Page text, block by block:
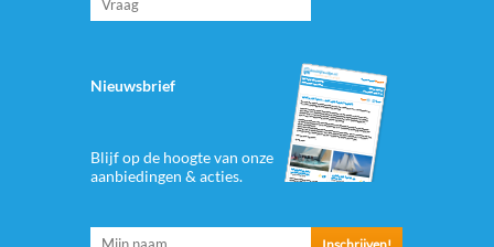
Nieuwsbrief
Blijf op de hoogte van onze
aanbiedingen & acties.